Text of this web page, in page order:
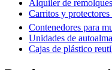
Alquiler de remolques
Carritos y protectores
Contenedores para
Unidades de
Cajas de plástico